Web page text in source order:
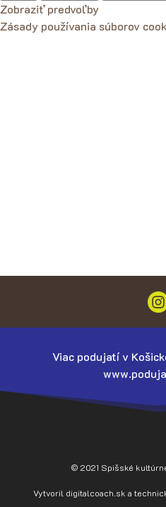
Zobraziť predvoľby
Zásady používania súborov
Viac podujatí v
© 2021 Spišské
Vytvoril digitalcoach.sk a